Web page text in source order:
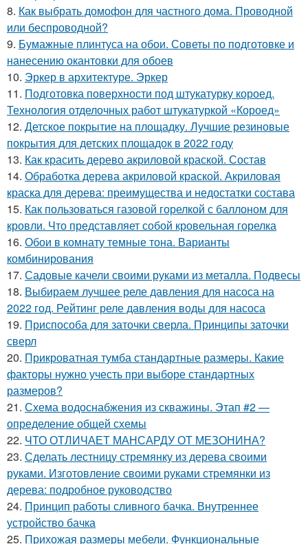
8. Как выбрать домофон для частного дома. Проводной
или беспроводной?
9. Бумажные плинтуса на обои. Советы по подготовке и
нанесению окантовки для обоев
10. Эркер в архитектуре. Эркер
11. Подготовка поверхности под штукатурку короед.
Технология отделочных работ штукатуркой «Короед»
12. Детское покрытие на площадку. Лучшие резиновые
покрытия для детских площадок в 2022 году
13. Как красить дерево акриловой краской. Состав
14. Обработка дерева акриловой краской. Акриловая
краска для дерева: преимущества и недостатки состава
15. Как пользоваться газовой горелкой с баллоном для
кровли. Что представляет собой кровельная горелка
16. Обои в комнату темные тона. Варианты
комбинирования
17. Садовые качели своими руками из металла. Подвесы
18. Выбираем лучшее реле давления для насоса на
2022 год. Рейтинг реле давления воды для насоса
19. Приспособа для заточки сверла. Принципы заточки
сверл
20. Прикроватная тумба стандартные размеры. Какие
факторы нужно учесть при выборе стандартных
размеров?
21. Схема водоснабжения из скважины. Этап #2 —
определение общей схемы
22. ЧТО ОТЛИЧАЕТ МАНСАРДУ ОТ МЕЗОНИНА?
23. Сделать лестницу стремянку из дерева своими
руками. Изготовление своими руками стремянки из
дерева: подробное руководство
24. Принцип работы сливного бачка. Внутреннее
устройство бачка
25. Прихожая размеры мебели. Функциональные